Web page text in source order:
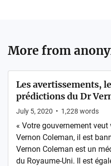
More from
Les avertissements,
prédictions du Dr
July 5, 2020 • 1,228 words
« Votre gouvernement
Vernon Coleman, il est
Vernon Coleman est un
du Royaume-Uni. Il est